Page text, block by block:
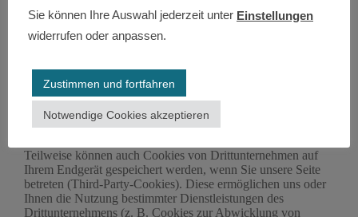
Cookies sind kleine Textdateien und richten auf Ihrem
Endgerät keinen Schaden an. Sie werden entweder
vorübergehend für die Dauer einer Sitzung (Session-
Ihres Besuchs automatisch gelöscht. Permanente Cookies
bleiben auf Ihrem Endgerät gespeichert, bis Sie diese selbst
löschen oder eine automatische Löschung durch Ihren
Teilweise können auch Cookies von Drittunternehmen auf
Ihrem Endgerät gespeichert werden, wenn Sie unsere Seite
betreten (Third-Party-Cookies). Diese ermöglichen uns oder
Ihnen die Nutzung bestimmter Dienstleistungen des
Drittunternehmens (z. B. Cookies zur Abwicklung von
Sie können Ihre Auswahl jederzeit unter Einstellungen
widerrufen oder anpassen.
Zustimmen und fortfahren
Notwendige Cookies akzeptieren